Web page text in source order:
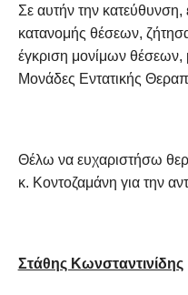
Σε αυτήν την κατεύθυνση,
κατανομής θέσεων,
έγκριση μονίμων θέσεων,
Μονάδες Εντατικής
Θέλω να ευχαριστήσω
κ. Κοντοζαμάνη για την
Στάθης Κωνσταντινίδης